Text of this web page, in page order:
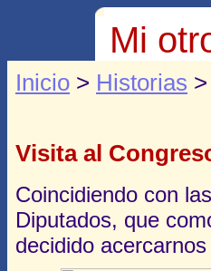
Mi
Inicio > Historias
Visita al
Coincidiendo con
Diputados, que
decidido